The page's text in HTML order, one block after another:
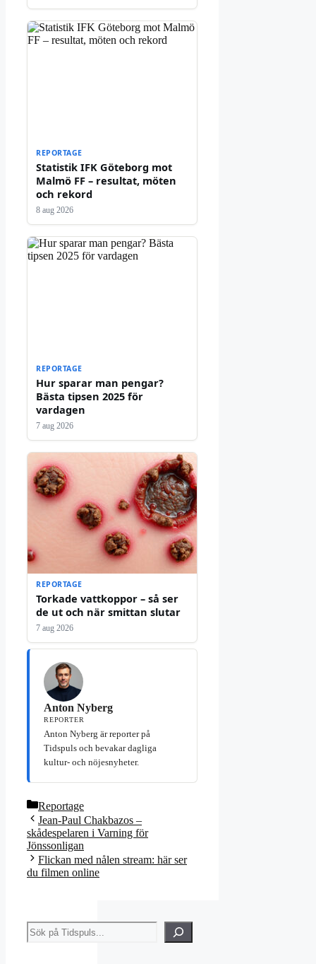
REPORTAGE
Statistik IFK Göteborg mot
Malmö FF – resultat, möten
och rekord
8 aug 2026
REPORTAGE
Hur sparar man pengar?
Bästa tipsen 2025 för
vardagen
7 aug 2026
REPORTAGE
Torkade vattkoppor – så ser
de ut och när smittan slutar
7 aug 2026
Anton Nyberg
REPORTER
Anton Nyberg är reporter på
Tidspuls och bevakar dagliga
kultur- och nöjesnyheter.
Kategorier
Reportage
Jean-Paul Chakbazos –
skådespelaren i Varning för
Jönssonligan
Flickan med nålen stream: här ser
du filmen online
Sök